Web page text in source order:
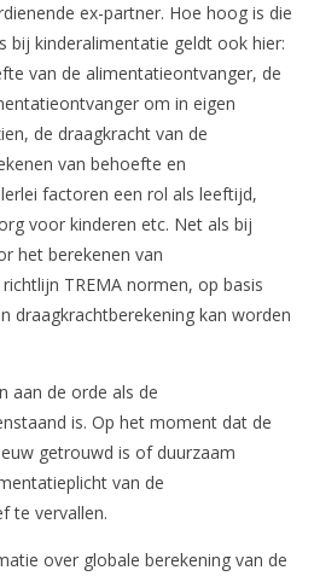
ex-partner. Hoe hoog is die
bij kinderalimentatie geldt ook hier:
van de alimentatieontvanger, de
om in eigen
de draagkracht van de
van behoefte en
factoren een rol als leeftijd,
voor kinderen etc. Net als bij
het berekenen van
TREMA normen, op basis
draagkrachtberekening kan worden
aan de orde als de
is. Op het moment dat de
getrouwd is of duurzaam
van de
te vervallen.
over globale berekening van de